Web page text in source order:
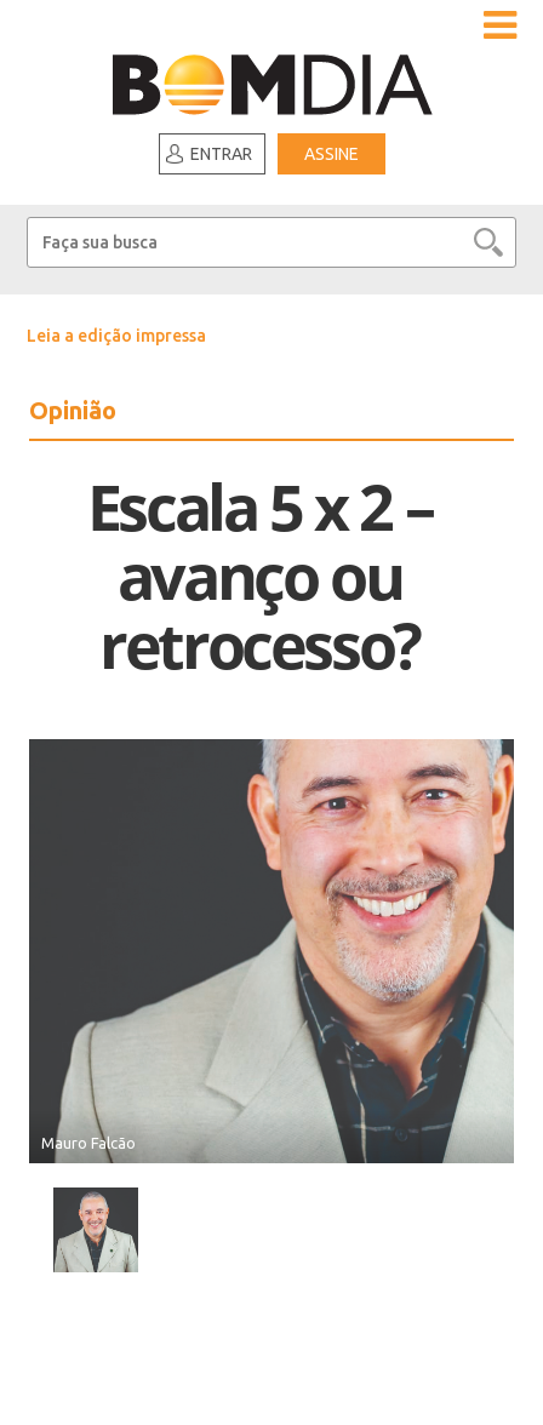
ENTRAR ASSINE
Leia a edição impressa
Opinião
Escala 5 x 2 –
avanço ou
retrocesso?
Mauro Falcão